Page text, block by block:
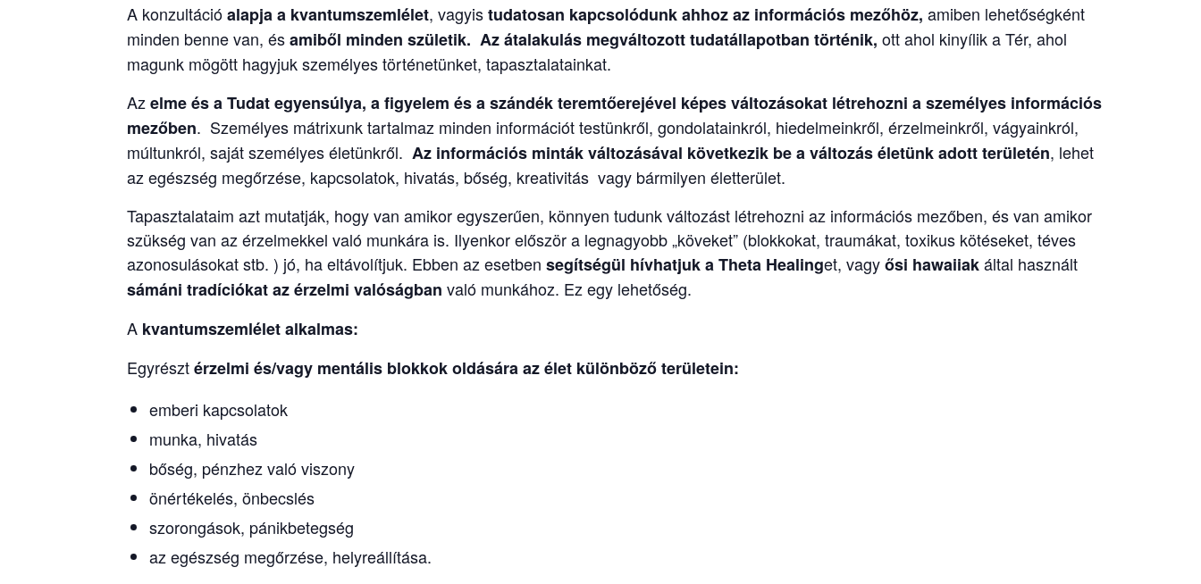
A konzultációalapja a kvantumszemlélet, vagyistudatosan kapcsolódunk ahhoz az információs mezőhöz, amiben lehetőségként
minden benne van, ésamiből minden születik. Az átalakulás megváltozott tudatállapotban történik, ott ahol kinyílik a Tér, ahol
magunk mögött hagyjuk személyes történetünket, tapasztalatainkat.
Az elme és a Tudat egyensúlya, a figyelem és a szándék teremtőerejével képes változásokat létrehozni a személyes információs
mezőben. Személyes mátrixunk tartalmaz minden információt testünkről, gondolatainkról, hiedelmeinkről, érzelmeinkről, vágyainkról,
múltunkról, saját személyes életünkről. Az információs minták változásával következik be a változás életünk adott területén, lehet
az egészség megőrzése, kapcsolatok, hivatás, bőség, kreativitás vagy bármilyen életterület.
Tapasztalataim azt mutatják, hogy van amikor egyszerűen, könnyen tudunk változást létrehozni az információs mezőben, és van amikor
szükség van az érzelmekkel való munkára is. Ilyenkor először a legnagyobb „köveket” (blokkokat, traumákat, toxikus kötéseket, téves
azonosulásokat stb. ) jó, ha eltávolítjuk. Ebben az esetben segítségül hívhatjuk aTheta Healinget, vagyősi hawaiiakáltal használt
sámáni tradíciókataz érzelmi valóságban való munkához. Ez egy lehetőség.
A kvantumszemléletalkalmas:
Egyrésztérzelmi és/vagy mentális blokkok oldásáraaz élet különböző területein:
emberi kapcsolatok
munka, hivatás
bőség, pénzhez való viszony
önértékelés, önbecslés
szorongások, pánikbetegség
az egészség megőrzése, helyreállítása.